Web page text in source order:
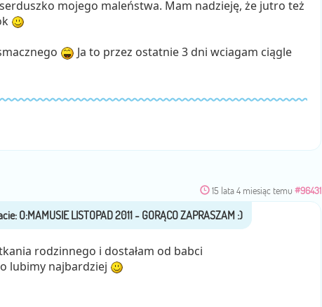
mojego maleństwa. Mam nadzieję, że jutro też
Ja to przez ostatnie 3 dni wciagam ciągle
15 lata 4 miesiąc temu #96431
rodzinnego i dostałam od babci
lubimy najbardziej